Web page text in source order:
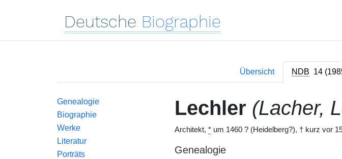
Deutsche Biographie
Übersicht NDB 14
Genealogie
Biographie
Werke
Literatur
Porträts
Lechler (Lacher,
Architekt, *um 1460 ? (Heidelberg?), † kurz vor
Genealogie